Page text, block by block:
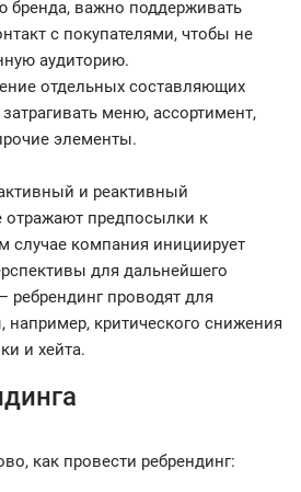
бренда, важно поддерживать
с покупателями, чтобы не
аудиторию.
отдельных составляющих
меню, ассортимент,
элементы.
и реактивный
отражают предпосылки к
случае компания инициирует
для дальнейшего
ребрендинг проводят для
например, критического снижения
и хейта.
как провести ребрендинг: